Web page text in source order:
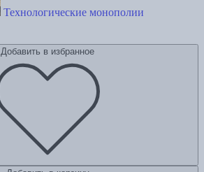
Технологические монополии
Добавить в избранное